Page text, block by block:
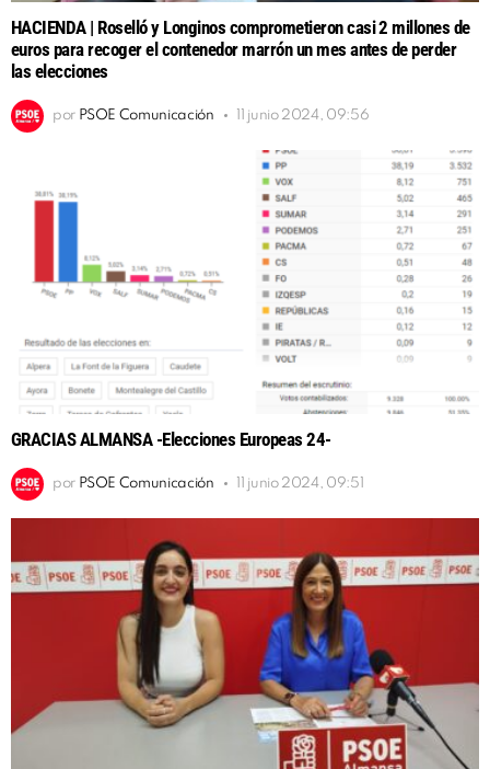
HACIENDA | Roselló y Longinos comprometieron casi 2 millones de
euros para recoger el contenedor marrón un mes antes de perder
las elecciones
por PSOE Comunicación 11 junio 2024, 09:56
GRACIAS ALMANSA -Elecciones Europeas 24-
por PSOE Comunicación 11 junio 2024, 09:51